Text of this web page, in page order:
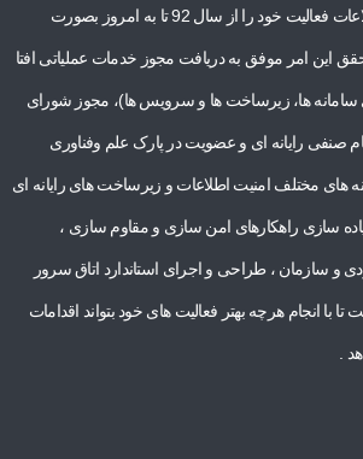
فراوان در زمینه امنیت اطلاعات فعالیت خود را از سال 92 تا به امروز بصورت
این امر موفق به دریافت مجوز خدمات عملیاتی افتا
ها، زیرساخت ها و سرویس ها)، مجوز شورای
صنفی رایانه ای و عضویت در پارک علم وفناوری
های مختلف امنیت اطلاعات و زیرساخت های رایانه ای
سازی راهکارهای امن سازی و مقاوم سازی ،
سازمان ، طراحی و اجرای استاندارد اتاق سرور
با انجام هرچه بهتر فعالیت های خود بتواند اقدامات
.